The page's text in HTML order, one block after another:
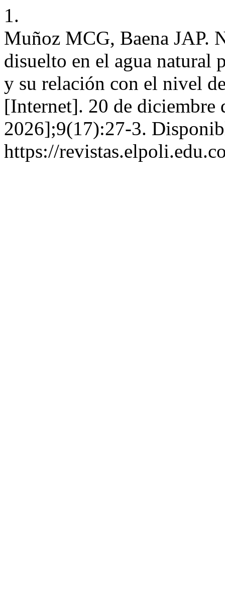
1.
Muñoz MCG, Baena JAP.
disuelto en el agua natural
y su relación con el nivel
[Internet]. 20 de diciembre
2026];9(17):27-3.
https://